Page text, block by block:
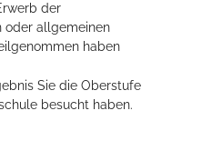
der
oder allgemeinen
haben
Sie die Oberstufe
besucht haben.